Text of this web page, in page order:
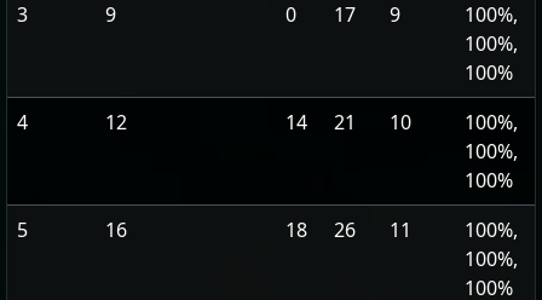
3
9 0 17 9
100%,
100%,
100%
4
12 14 21 10
100%,
100%,
100%
5
16 18 26 11
100%,
100%,
100%